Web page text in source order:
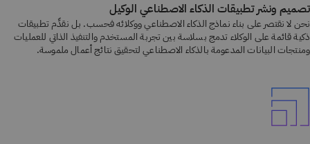
تصميم ونشر تطبيقات الذكاء الاصطناعي الوكيل
نحن لا نقتصر على بناء نماذج الذكاء الاصطناعي ووكلائه فحسب. بل نقدِّم تطبيقات
ذكية قائمة على الوكلاء تدمج بسلاسة بين تجربة المستخدم والتنفيذ الذاتي للعمليات
ومنتجات البيانات المدعومة بالذكاء الاصطناعي لتحقيق نتائج أعمال ملموسة.